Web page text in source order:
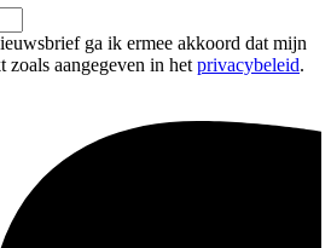
ga ik ermee akkoord dat mijn
zoals aangegeven in het privacybeleid.